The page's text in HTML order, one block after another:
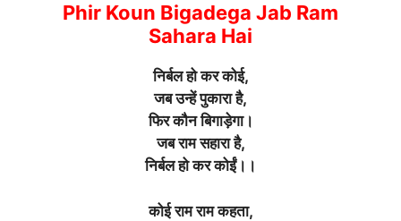
Phir Koun Bigadega Jab Ram
Sahara Hai
निर्बल हो कर कोई,
जब उन्हें पुकारा है,
फिर कौन बिगाड़ेगा।
जब राम सहारा है,
निर्बल हो कर कोईं।।
कोई राम राम कहता,